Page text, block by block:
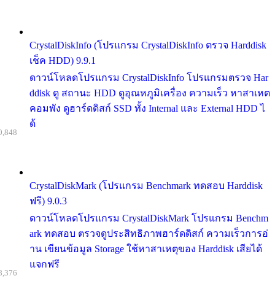
CrystalDiskInfo (โปรแกรม CrystalDiskInfo ตรวจ Harddisk
เช็ค HDD) 9.9.1
ดาวน์โหลดโปรแกรม CrystalDiskInfo โปรแกรมตรวจ Har
ddisk ดู สถานะ HDD ดูอุณหภูมิเครื่อง ความเร็ว หาสาเหต
คอมพัง ดูฮาร์ดดิสก์ SSD ทั้ง Internal และ External HDD ไ
ด้
CrystalDiskMark (โปรแกรม Benchmark ทดสอบ Harddisk
ฟรี) 9.0.3
ดาวน์โหลดโปรแกรม CrystalDiskMark โปรแกรม Benchm
ark ทดสอบ ตรวจดูประสิทธิภาพฮาร์ดดิสก์ ความเร็วการอ่
าน เขียนข้อมูล Storage ใช้หาสาเหตุของ Harddisk เสียได้
แจกฟรี